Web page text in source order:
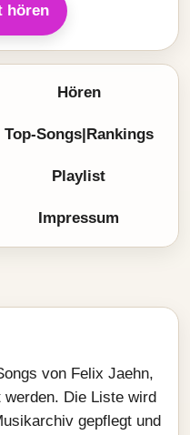
hören
Hören
Top-Songs|Rankings
Playlist
Impressum
von Felix Jaehn,
werden. Die Liste wird
gepflegt und